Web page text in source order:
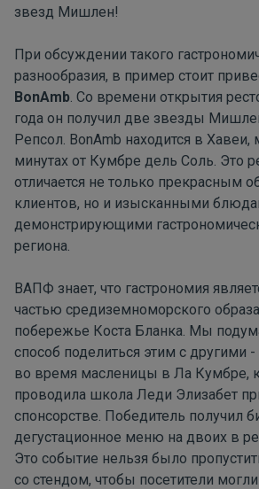
звезд Мишлен!
При обсуждении такого
разнообразия, в пример стоит
BonAmb. Со времени открытия
года он получил две звезды
Репсол. BonAmb находится в
минутах от Кумбре дель Соль. Это
отличается не только прекрасным
клиентов, но и изысканными
демонстрирующими
региона.
ВАПФ знает, что гастрономия
частью средиземноморского
побережье Коста Бланка. Мы
способ поделиться этим с другими
во время масленицы в Ла Кумбре,
проводила школа Леди Элизабет
спонсорстве. Победитель получил
дегустационное меню на двоих в
Это событие нельзя было
со стендом, чтобы посетители